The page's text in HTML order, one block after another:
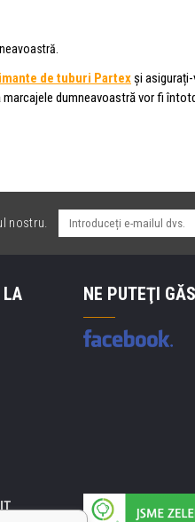
de tuburi Partexși
dumneavoastră vor fi
nostru.
LA
NE PUTEŢI